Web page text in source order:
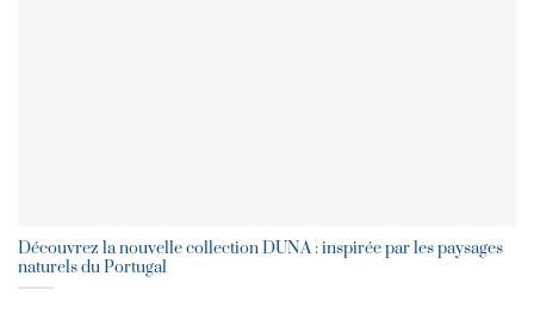
Découvrez la nouvelle collection DUNA : inspirée par les paysages
naturels du Portugal